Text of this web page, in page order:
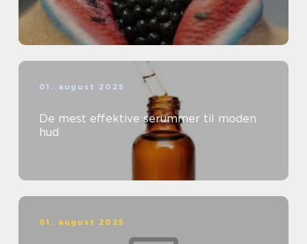
01. august 2025
De mest effektive serummer til moden
hud
01. august 2025